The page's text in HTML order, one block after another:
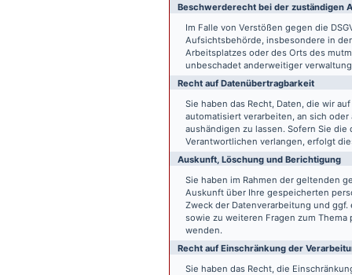
Beschwerde­recht bei der zuständigen
Im Falle von Verstößen gegen die
Aufsichtsbehörde, insbesondere in
Arbeitsplatzes oder des Orts des
unbeschadet anderweitiger
Recht auf Daten­übertrag­barkeit
Sie haben das Recht, Daten, die wir
automatisiert verarbeiten, an sich
aushändigen zu lassen. Sofern Sie
Verantwortlichen verlangen, erfolgt
Auskunft, Löschung und Berichtigung
Sie haben im Rahmen der geltenden
Auskunft über Ihre gespeicherten
Zweck der Datenverarbeitung und
sowie zu weiteren Fragen zum
wenden.
Recht auf Einschränkung der
Sie haben das Recht, die